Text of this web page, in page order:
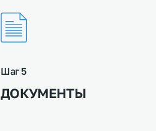
Шаг 5
ДОКУМЕНТЫ